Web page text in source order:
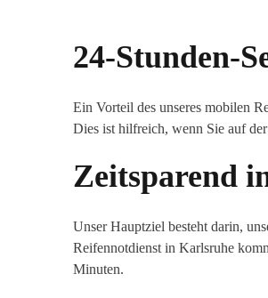
24-Stunden-
Ein Vorteil des unseres mobilen
Dies ist hilfreich, wenn Sie auf
Zeitsparend
Unser Hauptziel besteht darin,
Reifennotdienst in Karlsruhe
Minuten.